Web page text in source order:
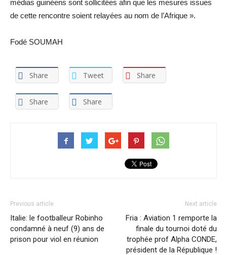
médias guinéens sont sollicitées afin que les mesures issues
de cette rencontre soient relayées au nom de l’Afrique ».
Fodé SOUMAH
Share Tweet Share
Share Share
Previous article
Italie: le footballeur Robinho
condamné à neuf (9) ans de
prison pour viol en réunion
Next article
Fria : Aviation 1 remporte la
finale du tournoi doté du
trophée prof Alpha CONDE,
président de la République !